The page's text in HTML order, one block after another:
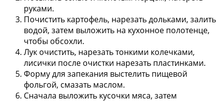
руками.
Почистить картофель, нарезать дольками, залить
водой, затем выложить на кухонное полотенце,
чтобы обсохли.
Лук очистить, нарезать тонкими колечками,
лисички после очистки нарезать пластинками.
Форму для запекания выстелить пищевой
фольгой, смазать маслом.
Сначала выложить кусочки мяса, затем